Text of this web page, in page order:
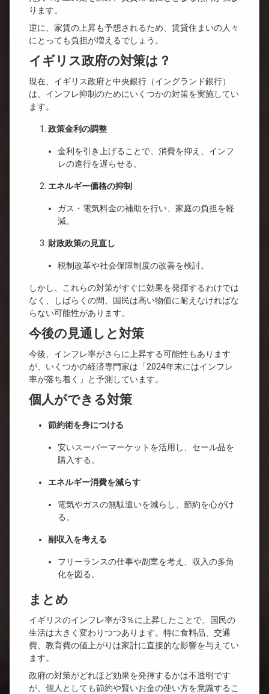
ります。
逆に、家賃の上昇も予想されるため、賃貸住まいの人々
にとっても負担が増えるでしょう。
イギリス政府の対策は？
現在、イギリス政府と中央銀行（イングランド銀行）
は、インフレ抑制のためにいくつかの対策を実施してい
ます。
政策金利の調整
金利を引き上げることで、消費を抑え、インフ
レの進行を遅らせる。
エネルギー価格の抑制
ガス・電気料金の補助を行い、家庭の負担を軽
減。
財政政策の見直し
税制改革や社会保障制度の改善を検討。
しかし、これらの対策がすぐに効果を発揮するわけでは
なく、しばらくの間、国民は高い物価に耐えなければな
らない可能性があります。
今後の見通しと対策
今後、インフレ率がさらに上昇する可能性もあります
が、いくつかの経済専門家は「2024年末にはインフレ
率が落ち着く」と予測しています。
個人ができる対策
節約術を身につける
安いスーパーマーケットを活用し、セール品を
購入する。
エネルギー消費を減らす
電気やガスの無駄遣いを減らし、節約を心がけ
る。
副収入を考える
フリーランスの仕事や副業を考え、収入の多角
化を図る。
まとめ
イギリスのインフレ率が3％に上昇したことで、国民の
生活は大きく変わりつつあります。特に食料品、交通
費、教育費の値上がりは家計に直接的な影響を与えてい
ます。
政府の対策がどれほど効果を発揮するかは不透明です
が、個人としても節約や賢いお金の使い方を意識するこ